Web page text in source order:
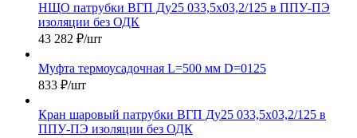
НЩО патрубки ВГП Ду25 033,5х03,2/125 в ППУ-ПЭ
изоляции без ОДК
43 282 ₽/шт
Муфта термоусадочная L=500 мм D=0125
833 ₽/шт
Кран шаровый патрубки ВГП Ду25 033,5х03,2/125 в
ППУ-ПЭ изоляции без ОДК